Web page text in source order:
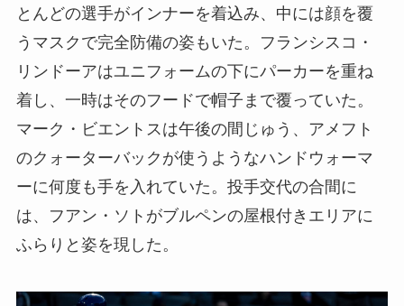
とんどの選手がインナーを着込み、中には顔を覆
うマスクで完全防備の姿もいた。フランシスコ・
リンドーアはユニフォームの下にパーカーを重ね
着し、一時はそのフードで帽子まで覆っていた。
マーク・ビエントスは午後の間じゅう、アメフト
のクォーターバックが使うようなハンドウォーマ
ーに何度も手を入れていた。投手交代の合間に
は、フアン・ソトがブルペンの屋根付きエリアに
ふらりと姿を現した。